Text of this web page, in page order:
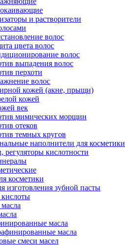
и растворители
волос
цвета волос
волос
выпадения волос
перхоти
волос
кожей (акне, прыщи)
кожей
век
мимических морщин
отеков
темных кругов
наполнители для косметики
регуляторы кислотности
косметики
изготовления зубной пасты
кислоты
масла
масла
смеси масел